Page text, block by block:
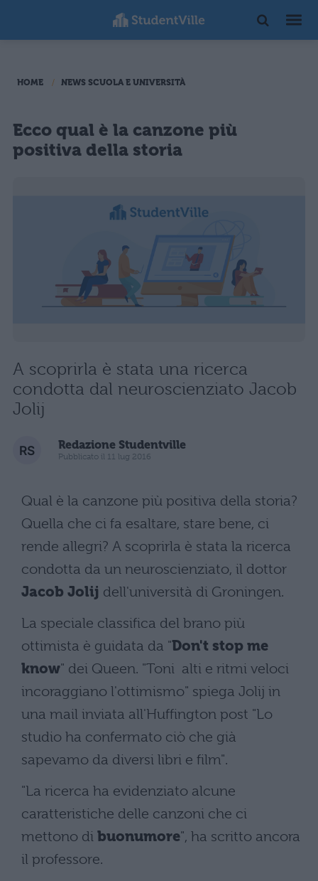
HOME NEWS SCUOLA E UNIVERSITÀ
Ecco qual è la canzone più
positiva della storia
A scoprirla è stata una ricerca
condotta dal neuroscienziato Jacob
Jolij
Redazione Studentville
Pubblicato il 11 lug 2016
Qual è la canzone più positiva della storia?
Quella che ci fa esaltare, stare bene, ci
rende allegri? A scoprirla è stata la ricerca
condotta da un neuroscienziato, il dottor
Jacob Jolij dell'università di Groningen.
La speciale classifica del brano più
ottimista è guidata da "Don't stop me
know" dei Queen. "Toni alti e ritmi veloci
incoraggiano l'ottimismo" spiega Jolij in
una mail inviata all'Huffington post "Lo
studio ha confermato ciò che già
sapevamo da diversi libri e film".
"La ricerca ha evidenziato alcune
caratteristiche delle canzoni che ci
mettono di buonumore", ha scritto ancora
il professore.